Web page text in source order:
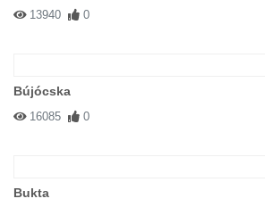
13940 0
Bújócska
16085 0
Bukta